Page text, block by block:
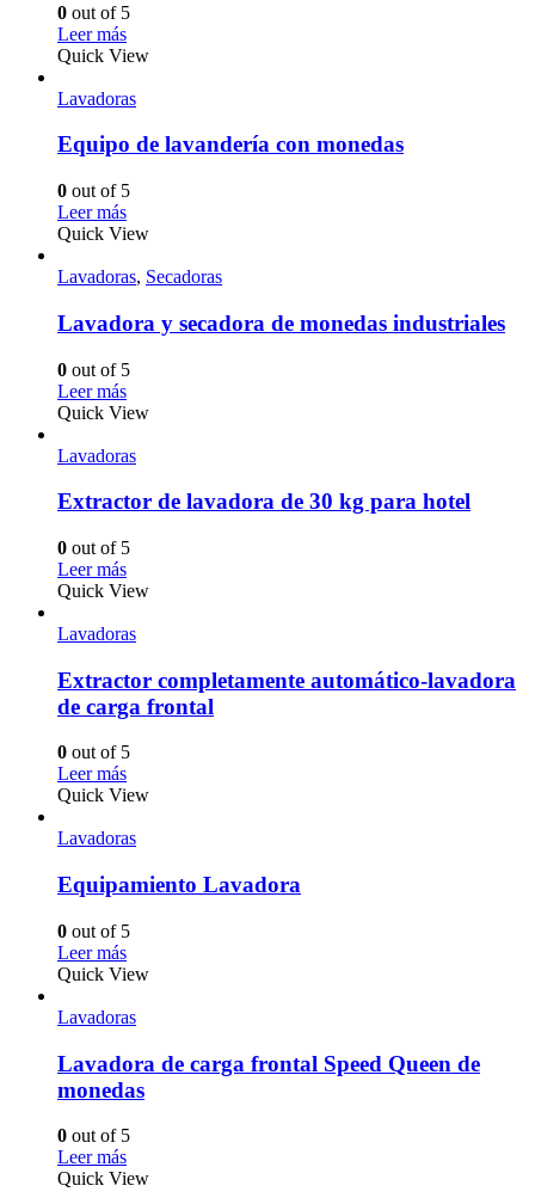
0 out of 5
Leer más
Quick View
Lavadoras
Equipo de lavandería con monedas
0 out of 5
Leer más
Quick View
Lavadoras, Secadoras
Lavadora y secadora de monedas industriales
0 out of 5
Leer más
Quick View
Lavadoras
Extractor de lavadora de 30 kg para hotel
0 out of 5
Leer más
Quick View
Lavadoras
Extractor completamente automático-lavadora
de carga frontal
0 out of 5
Leer más
Quick View
Lavadoras
Equipamiento Lavadora
0 out of 5
Leer más
Quick View
Lavadoras
Lavadora de carga frontal Speed ​​Queen de
monedas
0 out of 5
Leer más
Quick View